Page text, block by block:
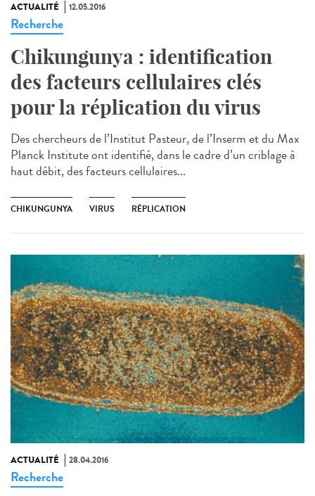
ACTUALITÉ 12.05.2016
Recherche
Chikungunya : identification
des facteurs cellulaires clés
pour la réplication du virus
Des chercheurs de l’Institut Pasteur, de l’Inserm et du Max
Planck Institute ont identifié, dans le cadre d’un criblage à
haut débit, des facteurs cellulaires...
CHIKUNGUNYA VIRUS RÉPLICATION
ACTUALITÉ 28.04.2016
Recherche